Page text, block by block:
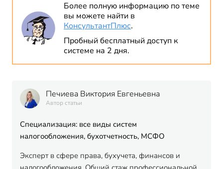
Более полную информацию по теме
вы можете найти в
КонсультантПлюс.
Пробный бесплатный доступ к
системе на 2 дня.
Печиева Виктория Евгеньевна
Автор статьи
Специализация: все виды систем
налогообложения, бухотчетность, МСФО
Эксперт в сфере права, бухучета, финансов и